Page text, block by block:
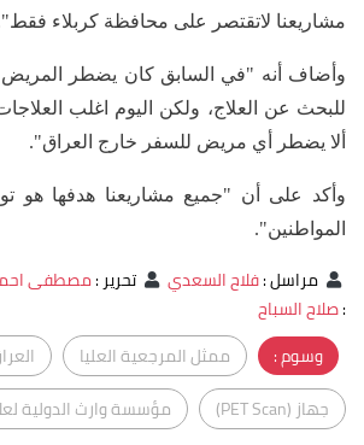
مشاريعنا لاتقتصر على محافظة كربلاء
وأضاف أنه "في السابق كان يضطر المريض
للبحث عن العلاج، ولكن اليوم اغلب
ألا يضطر أي مريض للسفر خارج العراق".
وأكد على أن "جميع مشاريعنا هدفها هو
المواطنين".
مراسل:فلاح السعدي تحرير:مصطفى
:صلاح السباح
وسوم :
ممثل المرجعية العليا
جهاز (PET Scan)
مؤسسة وارث الدولية